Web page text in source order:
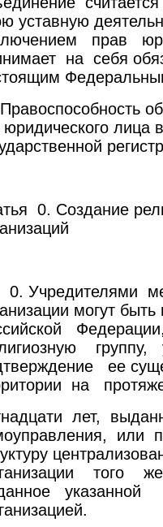
уставную
прав
на себя
юридического лица
0. Создание
Учредителями
могут
ее
на
лет,
или
того
указанной